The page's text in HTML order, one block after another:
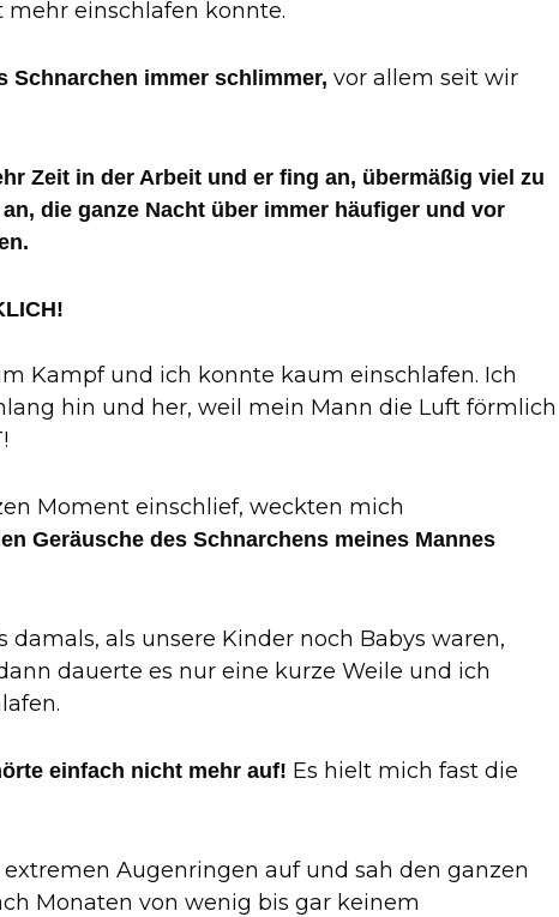
einschlafen konnte.
Schnarchen immer schlimmer, vor allem seit wir
Zeit in der Arbeit und er fing an, übermäßig viel zu
die ganze Nacht über immer häufiger und vor
Kampf und ich konnte kaum einschlafen. Ich
hin und her, weil mein Mann die Luft förmlich
Moment einschlief, weckten mich
Geräusche des Schnarchens meines Mannes
damals, als unsere Kinder noch Babys waren,
dauerte es nur eine kurze Weile und ich
einfach nicht mehr auf! Es hielt mich fast die
Augenringen auf und sah den ganzen
Monaten von wenig bis gar keinem